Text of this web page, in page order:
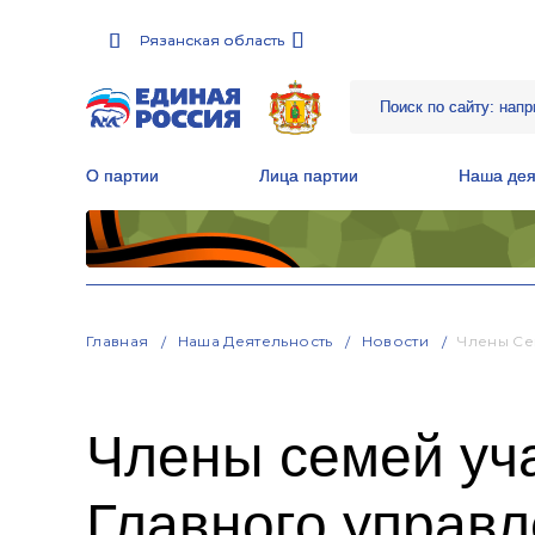
Рязанская область
О партии Лица партии Наша
Главная Наша Деятельность Новости Члены
Члены семей
Рязанская область
О партии Лица партии Наша